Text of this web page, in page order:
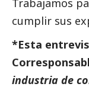
Trabajamos
cumplir sus
​*Esta
industria de